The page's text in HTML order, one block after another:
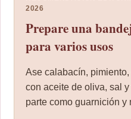
2026
Prepare una
para varios usos
Ase calabacín,
con aceite de oliva, sal
parte como guarnición y